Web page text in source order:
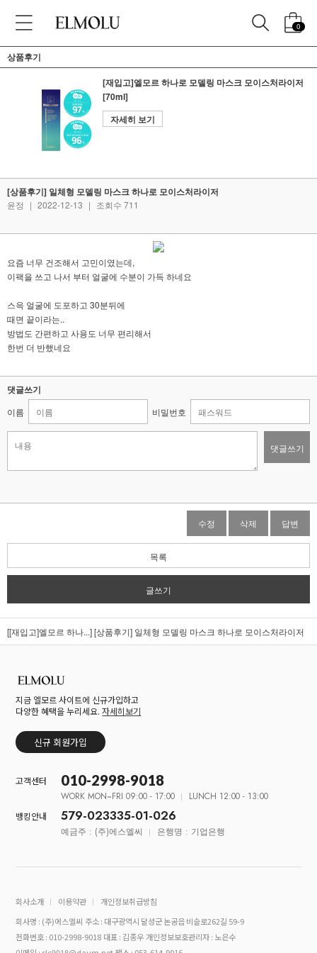
0
상품후기
[재입고]엘모르 하나로 모델링 마스크 모이스처라이저
[70ml]
자세히 보기
[상품후기] 일체형 모델링 마스크 하나로 모이스처라이저
윤정 | 2022-12-13 | 조회수 711
요즘 너무 건조해서 고민이였는데,
이팩을 쓰고 나서 부터 얼굴에 수분이 가득 하네요
스윽 얼굴에 도포하고 30분뒤에
때면 끝이라는..
방법도 간편하고 사용도 너무 편리해서
한번 더 반했네요
댓글쓰기
이름 비밀번호
댓글쓰기
수정 삭제 답변
목록
글쓰기
[[재입고]엘모르 하나...][상품후기] 일체형 모델링 마스크 하나로 모이스처라이저
지금 엘모르 사이트에 신규가입하고
다양한 혜택을 누리세요.자세히보기
신규 회원가입
고객센터 010-2998-9018
WORK MON~FRI 09:00 - 17:00 LUNCH 12:00 - 13:00
뱅킹안내 579-023335-01-026
예금주 : (주)에스엘씨 은행명 : 기업은행
회사소개 이용약관
개인정보취급방침
회사명 : (주)에스엘씨 주소 : 대구광역시 달성군 논공읍 비슬로262길 59-9
전화번호 : 010-2998-9018 대표 : 김종우 개인정보보호관리자 : 노은수